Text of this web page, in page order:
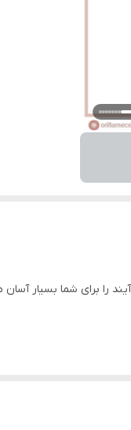
را برای شما بسیار آسان
را تسهیل می کند.